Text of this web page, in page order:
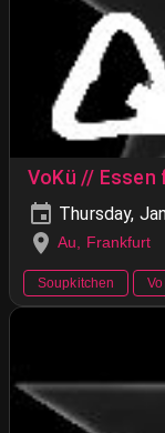
VoKü // Essen
Thursday,
Au, Frankfurt
Soupkitchen